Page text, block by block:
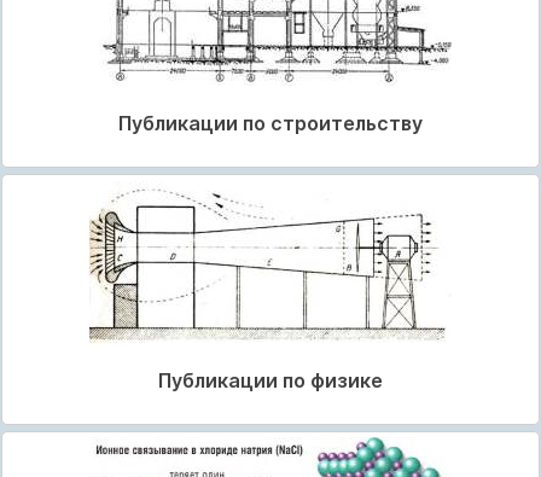
Публикации по строительству
Публикации по физике